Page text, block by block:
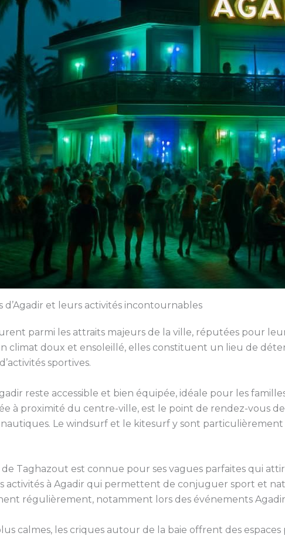
d’Agadir et leurs activités incontournables
parmi les attraits majeurs de la ville, réputées pour
climat doux et ensoleillé, elles constituent un lieu de
sportives.
reste accessible et bien équipée, idéale pour les
à proximité du centre-ville, est le point de rendez-vous
nautiques. Le windsurf et le kitesurf y sont
de Taghazout est connue pour ses vagues parfaites qui
activités à Agadir qui permettent de conjuguer sport et
régulièrement, notamment lors des événements
calmes, les criques autour de la baie offrent des